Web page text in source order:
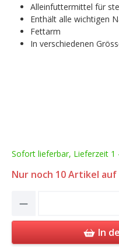
Alleinfuttermittel für
Enthält alle wichtigen
Fettarm
In verschiedenen
Sofort lieferbar, Lieferzeit 1
Nur noch 10Artikel auf
Product
In